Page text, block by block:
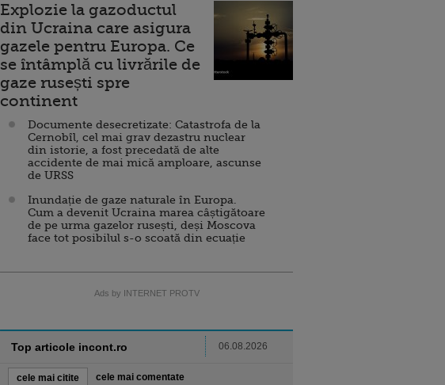
Explozie la gazoductul
din Ucraina care asigura
gazele pentru Europa. Ce
se întâmplă cu livrările de
gaze rusești spre
continent
Documente desecretizate: Catastrofa de la
Cernobîl, cel mai grav dezastru nuclear
din istorie, a fost precedată de alte
accidente de mai mică amploare, ascunse
de URSS
Inundație de gaze naturale în Europa.
Cum a devenit Ucraina marea câștigătoare
de pe urma gazelor rusești, deși Moscova
face tot posibilul s-o scoată din ecuație
Ads by INTERNET PROTV
Top articole incont.ro 06.08.2026
cele mai citite cele mai comentate